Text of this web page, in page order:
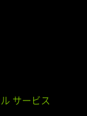
サービス